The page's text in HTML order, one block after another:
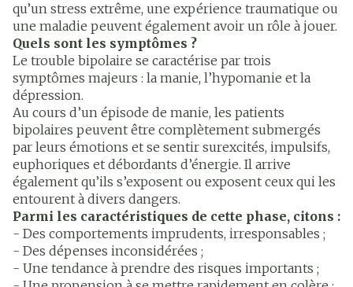
qu’un stress extrême, une expérience traumatique ou
une maladie peuvent également avoir un rôle à jouer.
Quels sont les symptômes ?
Le trouble bipolaire se caractérise par trois
symptômes majeurs : la manie, l’hypomanie et la
dépression.
Au cours d’un épisode de manie, les patients
bipolaires peuvent être complètement submergés
par leurs émotions et se sentir surexcités, impulsifs,
euphoriques et débordants d’énergie. Il arrive
également qu’ils s’exposent ou exposent ceux qui les
entourent à divers dangers.
Parmi les caractéristiques de cette phase, citons :
- Des comportements imprudents, irresponsables ;
- Des dépenses inconsidérées ;
- Une tendance à prendre des risques importants ;